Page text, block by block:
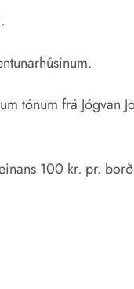
frá Jógvan
100 kr. pr.